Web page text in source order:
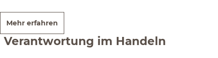
Mehr erfahren
Verantwortung im Handeln